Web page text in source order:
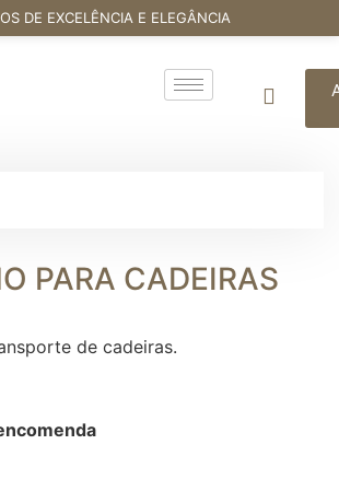
DE EXCELÊNCIA E ELEGÂNCIA
PARA CADEIRAS
de cadeiras.